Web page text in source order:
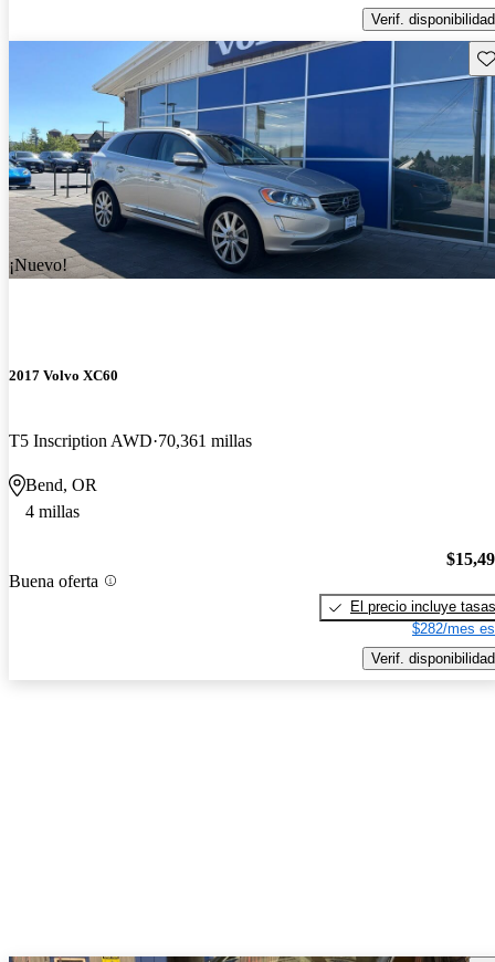
Verif. disponibilidad
¡Nuevo!
2017 Volvo XC60
T5 Inscription AWD 70,361 millas
Bend, OR
4 millas
Buena oferta
El precio incluye tasas
$282/mes
Verif. disponibilidad